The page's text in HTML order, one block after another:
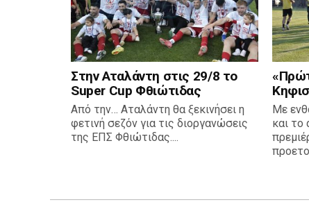
Στην Αταλάντη στις 29/8 το
Super Cup Φθιώτιδας
Από την… Αταλάντη θα ξεκινήσει η
φετινή σεζόν για τις διοργανώσεις
της ΕΠΣ Φθιώτιδας....
Με
και το